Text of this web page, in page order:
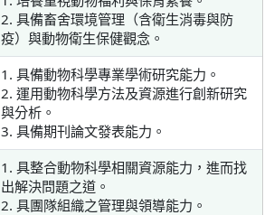
2. 具備畜舍環境管理（含衛生消毒與防
疫）與動物衛生保健觀念。
1. 具備動物科學專業學術研究能力。
2. 運用動物科學方法及資源進行創新研究
與分析。
3. 具備期刊論文發表能力。
1. 具整合動物科學相關資源能力，進而找
出解決問題之道。
2. 具團隊組織之管理與領導能力。